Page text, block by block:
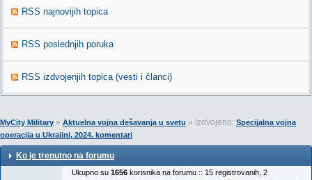
RSS najnovijih topica
RSS poslednjih poruka
RSS izdvojenjih topica (vesti i članci)
MyCity Military » Aktuelna vojna dešavanja u svetu » Izdvojeno: Specijalna vojna
operacija u Ukrajini, 2024. komentari
Ko je trenutno na forumu
Ukupno su 1656 korisnika na forumu :: 15 registrovanih, 2